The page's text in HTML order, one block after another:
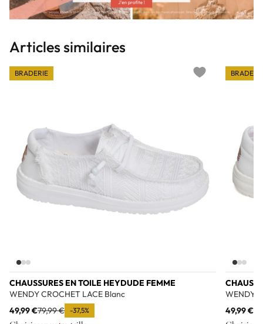
Articles similaires
CHAUSSURES EN TOILE HEYDUDE FEMME
WENDY CROCHET LACE Blanc
49,99 €79,99 € -37,5%
BRADERIE
WENDY
49,99 €